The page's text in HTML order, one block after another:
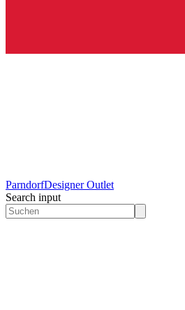
ParndorfDesigner Outlet
Search input